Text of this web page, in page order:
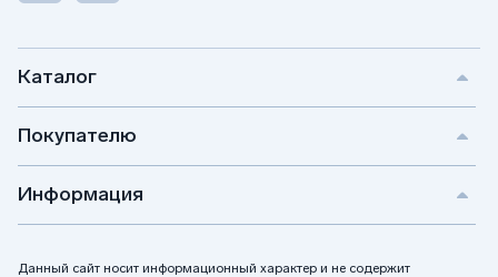
Каталог
Покупателю
Информация
Данный сайт носит информационный характер и не содержит